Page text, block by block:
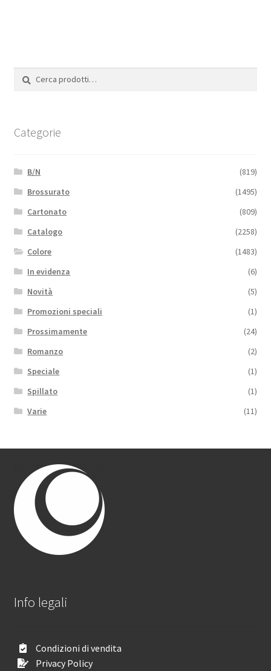
Cerca:
Cerca
Categorie
B/N
(819)
Brossurato
(1495)
Cartonato
(809)
Catalogo
(2258)
Colore
(1483)
In evidenza
(6)
Novità
(5)
Promozioni speciali
(1)
Prossimamente
(24)
Romanzo
(2)
Speciale
(1)
Spillato
(1)
Varie
(11)
Info legali
Condizioni di vendita
Privacy Policy